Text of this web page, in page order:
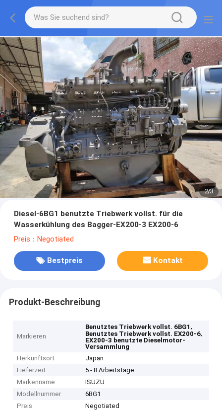
2/3
Diesel-6BG1 benutzte Triebwerk vollst. für die
Wasserkühlung des Bagger-EX200-3 EX200-6
Preis：Negotiated
Bestpreis Kontakt
Produkt-Beschreibung
Markieren
Benutztes Triebwerk vollst. 6BG1,
Benutztes Triebwerk vollst. EX200-6,
EX200-3 benutzte Dieselmotor-
Versammlung
Herkunftsort
Japan
Lieferzeit
5 - 8 Arbeitstage
Markenname
ISUZU
Modellnummer
6BG1
Preis
Negotiated